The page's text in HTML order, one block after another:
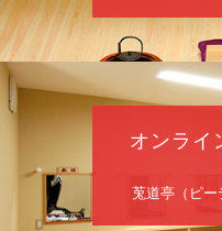
8月7
噺家が落
桂米之助／
開演：午後
オンライ
莵道亭（ピー